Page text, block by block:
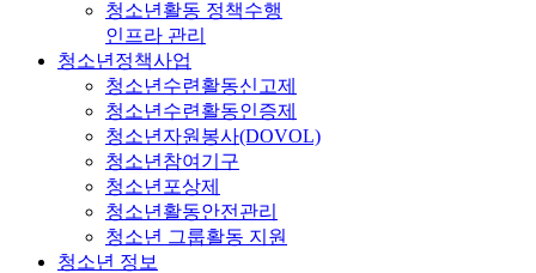
청소년활동 정책수행
인프라 관리
청소년정책사업
청소년수련활동신고제
청소년수련활동인증제
청소년자원봉사(DOVOL)
청소년참여기구
청소년포상제
청소년활동안전관리
청소년 그룹활동 지원
청소년 정보